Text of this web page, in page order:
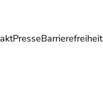
PresseBarrierefreiheit
Reise Verträge